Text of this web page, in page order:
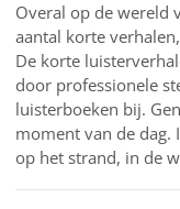
Overal op de wereld
aantal korte
De korte
door professionele
luisterboeken bij.
moment van de dag.
op het strand, in de